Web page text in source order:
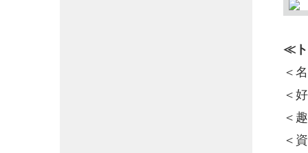
≪ト
＜
＜
＜
＜